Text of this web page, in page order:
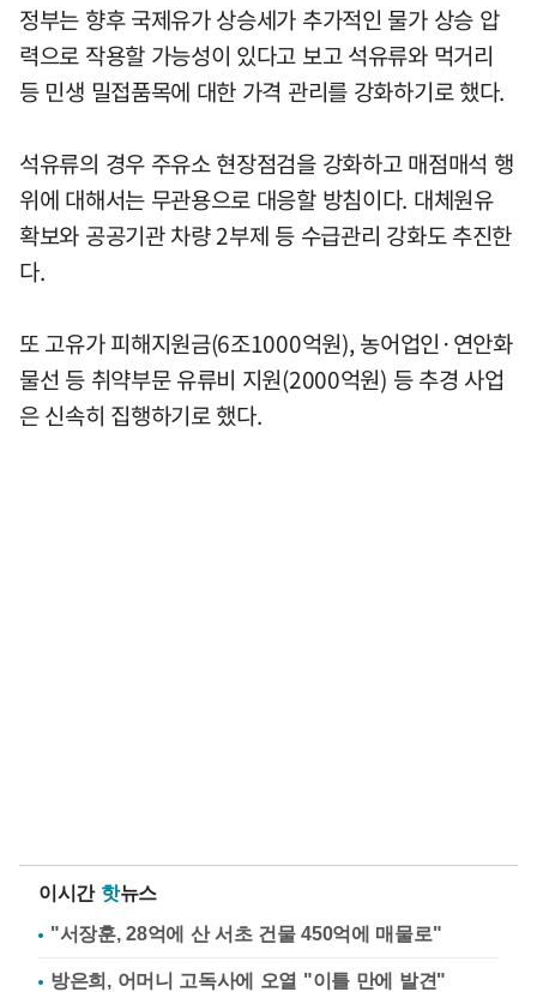
정부는 향후 국제유가 상승세가 추가적인 물가 상승 압
력으로 작용할 가능성이 있다고 보고 석유류와 먹거리
등 민생 밀접품목에 대한 가격 관리를 강화하기로 했다.
석유류의 경우 주유소 현장점검을 강화하고 매점매석 행
위에 대해서는 무관용으로 대응할 방침이다. 대체원유
확보와 공공기관 차량 2부제 등 수급관리 강화도 추진한
다.
또 고유가 피해지원금(6조1000억원), 농어업인·연안화
물선 등 취약부문 유류비 지원(2000억원) 등 추경 사업
은 신속히 집행하기로 했다.
이시간 핫뉴스
"서장훈, 28억에 산 서초 건물 450억에 매물로"
방은희, 어머니 고독사에 오열 "이틀 만에 발견"